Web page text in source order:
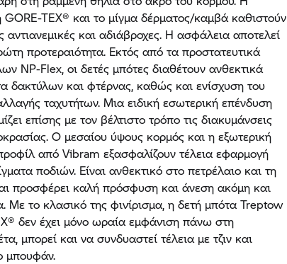
GORE-TEX® και το μίγμα δέρματος/καμβά καθιστούν
αντιανεμικές και αδιάβροχες. Η ασφάλεια αποτελεί
προτεραιότητα. Εκτός από τα προστατευτικά
NP-Flex, οι δετές μπότες διαθέτουν ανθεκτικά
δακτύλων και φτέρνας, καθώς και ενίσχυση του
ταχυτήτων. Μια ειδική εσωτερική επένδυση
επίσης με τον βέλτιστο τρόπο τις διακυμάνσεις
Ο μεσαίου ύψους κορμός και η εξωτερική
από Vibram εξασφαλίζουν τέλεια εφαρμογή
ποδιών. Είναι ανθεκτικό στο πετρέλαιο και τη
προσφέρει καλή πρόσφυση και άνεση ακόμη και
Με το κλασικό της φινίρισμα, η δετή μπότα Treptow
δεν έχει μόνο ωραία εμφάνιση πάνω στη
μπορεί και να συνδυαστεί τέλεια με τζιν και
μπουφάν.